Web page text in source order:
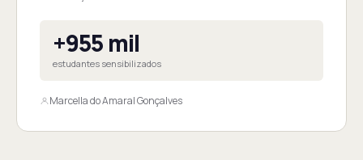
+955 mil
estudantes sensibilizados
Marcella do Amaral Gonçalves